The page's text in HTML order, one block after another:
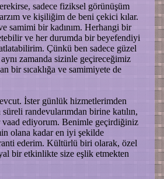
sadece fiziksel görünüşüm
ve kişiliğim de beni çekici kılar.
samimi bir kadınım. Herhangi bir
ve her durumda bir beyefendiyi
Çünkü ben sadece güzel
zamanda sizinle geçireceğimiz
bir sıcaklığa ve samimiyete de
İster günlük hizmetlerimden
randevularımdan birine katılın,
vaad ediyorum. Benimle geçirdiğiniz
olana kadar en iyi şekilde
ederim. Kültürlü biri olarak, özel
bir etkinlikte size eşlik etmekten